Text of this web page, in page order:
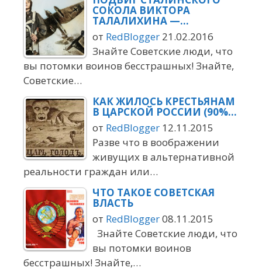
СОКОЛА ВИКТОРА
ТАЛАЛИХИНА —…
от RedBlogger 21.02.2016
Знайте Советские люди, что
вы потомки воинов бесстрашных! Знайте,
Советские…
КАК ЖИЛОСЬ КРЕСТЬЯНАМ
В ЦАРСКОЙ РОССИИ (90%…
от RedBlogger 12.11.2015
Разве что в воображении
живущих в альтернативной
реальности граждан или…
ЧТО ТАКОЕ СОВЕТСКАЯ
ВЛАСТЬ
от RedBlogger08.11.2015
Знайте Советские люди, что
вы потомки воинов
бесстрашных! Знайте,…